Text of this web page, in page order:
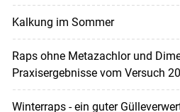
Kalkung im Sommer
Raps ohne Metazachlor und
Praxisergebnisse vom Versuch
Winterraps - ein guter